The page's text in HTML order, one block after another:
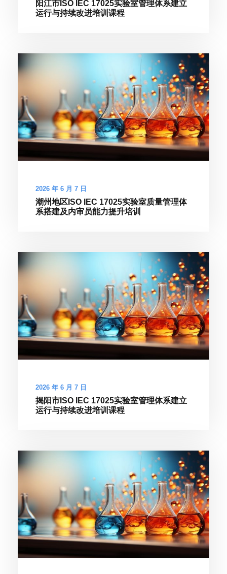
阳江市ISO IEC 17025实验室管理体系建立
运行与持续改进培训课程
2026 年 6 月 7 日
潮州地区ISO IEC 17025实验室质量管理体
系搭建及内审员能力提升培训
2026 年 6 月 7 日
揭阳市ISO IEC 17025实验室管理体系建立
运行与持续改进培训课程